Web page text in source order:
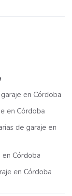
en Córdoba
en Córdoba
de garaje en
Córdoba
en Córdoba